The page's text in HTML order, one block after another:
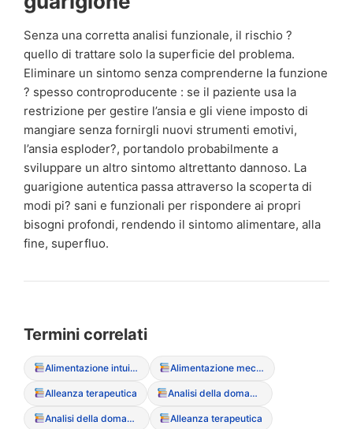
Senza una corretta analisi funzionale, il rischio ?
quello di trattare solo la superficie del problema.
Eliminare un sintomo senza comprenderne la funzione
? spesso controproducente : se il paziente usa la
restrizione per gestire l’ansia e gli viene imposto di
mangiare senza fornirgli nuovi strumenti emotivi,
l’ansia esploder?, portandolo probabilmente a
sviluppare un altro sintomo altrettanto dannoso. La
guarigione autentica passa attraverso la scoperta di
modi pi? sani e funzionali per rispondere ai propri
bisogni profondi, rendendo il sintomo alimentare, alla
fine, superfluo.
Termini correlati
Alimentazione intuitiva (Intuitive Eating) Alimentazione meccanica
Alleanza terapeutica Analisi della domanda
Analisi della domanda Alleanza terapeutica